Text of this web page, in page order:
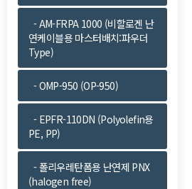
- AM-FRPA 1000 (비할로겐 난
연케이블용 마스터배치:파우더
Type)
- OMP-950 (OP-950)
- EPFR-110DN (Polyolefin용
PE, PP)
- 폴리우레탄폼용 난연제 PNX
(halogen free)